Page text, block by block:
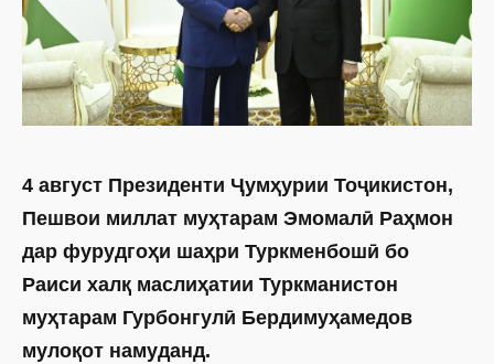
4 август Президенти Ҷумҳурии Тоҷикистон,
Пешвои миллат муҳтарам Эмомалӣ Раҳмон
дар фурудгоҳи шаҳри Туркменбошӣ бо
Раиси халқ маслиҳатии Туркманистон
муҳтарам Гурбонгулӣ Бердимуҳамедов
мулоқот намуданд.